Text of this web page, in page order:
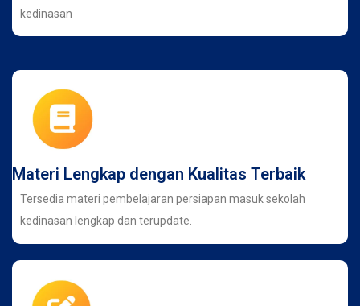
kedinasan
Materi Lengkap dengan Kualitas Terbaik
Tersedia materi pembelajaran persiapan masuk sekolah
kedinasan lengkap dan terupdate.